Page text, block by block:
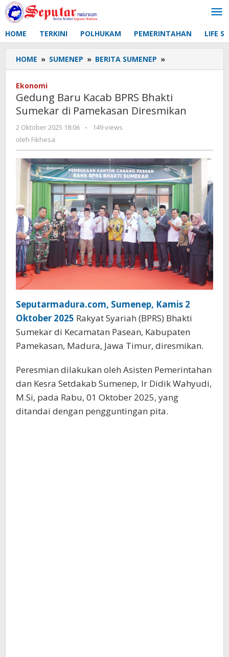
Lewati
ke
HOME TERKINI POLHUKAM PEMERINTAHAN LIFE
HOME » SUMENEP » BERITA SUMENEP »
Baru
Bhakti
Sumekar
Ekonomi
Gedung Baru Kacab BPRS Bhakti
Sumekar di Pamekasan Diresmikan
2 Oktober 2025 18:06
oleh
-
149 views
oleh Fikhesa
Seputarmadura.com, Sumenep, Kamis 2
Oktober 2025 Rakyat Syariah (BPRS) Bhakti
Sumekar di Kecamatan Pasean, Kabupaten
Pamekasan, Madura, Jawa Timur, diresmikan.
Peresmian dilakukan oleh Asisten Pemerintahan
dan Kesra Setdakab Sumenep, Ir Didik Wahyudi,
M.Si, pada Rabu, 01 Oktober 2025, yang
ditandai dengan pengguntingan pita.